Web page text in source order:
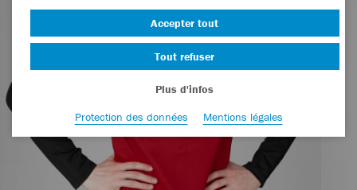
Accepter tout
Tout refuser
Plus d'infos
Protection des données
Mentions légales